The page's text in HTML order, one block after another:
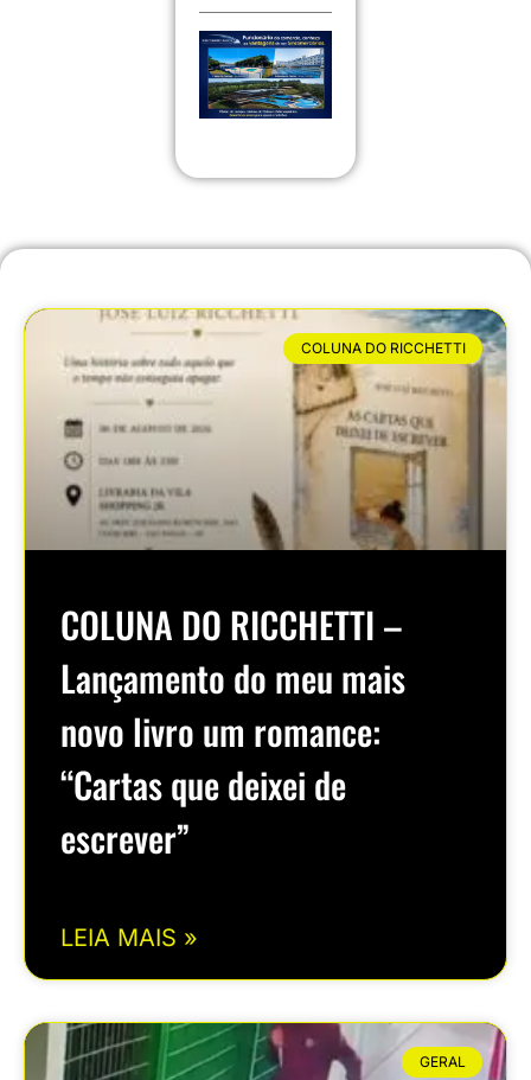
COLUNA DO RICCHETTI
COLUNA DO RICCHETTI –
Lançamento do meu mais
novo livro um romance:
“Cartas que deixei de
escrever”
LEIA MAIS »
GERAL